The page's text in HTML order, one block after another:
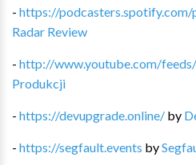
- https://podcasters.spotify.com/
Radar Review
- http://www.youtube.com/feeds/
Produkcji
- https://devupgrade.online/ by
- https://segfault.events by